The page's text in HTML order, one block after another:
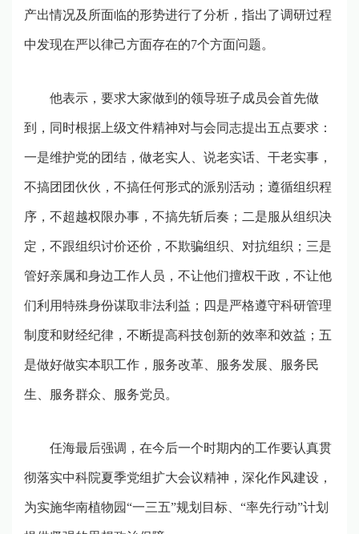
产出情况及所面临的形势进行了分析，指出了调研过程
中发现在严以律己方面存在的7个方面问题。
他表示，要求大家做到的领导班子成员会首先做
到，同时根据上级文件精神对与会同志提出五点要求：
一是维护党的团结，做老实人、说老实话、干老实事，
不搞团团伙伙，不搞任何形式的派别活动；遵循组织程
序，不超越权限办事，不搞先斩后奏；二是服从组织决
定，不跟组织讨价还价，不欺骗组织、对抗组织；三是
管好亲属和身边工作人员，不让他们擅权干政，不让他
们利用特殊身份谋取非法利益；四是严格遵守科研管理
制度和财经纪律，不断提高科技创新的效率和效益；五
是做好做实本职工作，服务改革、服务发展、服务民
生、服务群众、服务党员。
任海最后强调，在今后一个时期内的工作要认真贯
彻落实中科院夏季党组扩大会议精神，深化作风建设，
为实施华南植物园“一三五”规划目标、 “率先行动”计划